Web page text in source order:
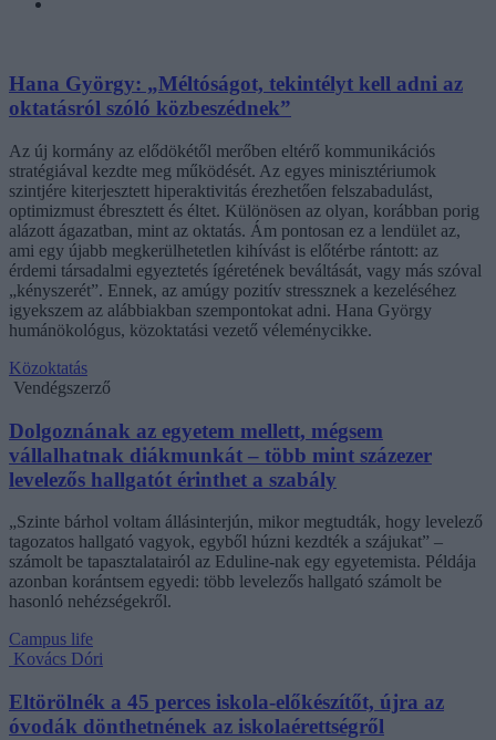
Hana György: „Méltóságot, tekintélyt kell adni az
oktatásról szóló közbeszédnek”
Az új kormány az elődökétől merőben eltérő kommunikációs
stratégiával kezdte meg működését. Az egyes minisztériumok
szintjére kiterjesztett hiperaktivitás érezhetően felszabadulást,
optimizmust ébresztett és éltet. Különösen az olyan, korábban porig
alázott ágazatban, mint az oktatás. Ám pontosan ez a lendület az,
ami egy újabb megkerülhetetlen kihívást is előtérbe rántott: az
érdemi társadalmi egyeztetés ígéretének beváltását, vagy más szóval
„kényszerét”. Ennek, az amúgy pozitív stressznek a kezeléséhez
igyekszem az alábbiakban szempontokat adni. Hana György
humánökológus, közoktatási vezető véleménycikke.
Közoktatás
Vendégszerző
Dolgoznának az egyetem mellett, mégsem
vállalhatnak diákmunkát – több mint százezer
levelezős hallgatót érinthet a szabály
„Szinte bárhol voltam állásinterjún, mikor megtudták, hogy levelező
tagozatos hallgató vagyok, egyből húzni kezdték a szájukat” –
számolt be tapasztalatairól az Eduline-nak egy egyetemista. Példája
azonban korántsem egyedi: több levelezős hallgató számolt be
hasonló nehézségekről.
Campus life
Kovács Dóri
Eltörölnék a 45 perces iskola-előkészítőt, újra az
óvodák dönthetnének az iskolaérettségről